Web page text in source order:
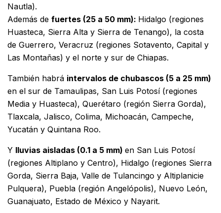
Nautla).
Además de fuertes (25 a 50 mm): Hidalgo (regiones
Huasteca, Sierra Alta y Sierra de Tenango), la costa
de Guerrero, Veracruz (regiones Sotavento, Capital y
Las Montañas) y el norte y sur de Chiapas.
También habrá intervalos de chubascos (5 a 25 mm)
en el sur de Tamaulipas, San Luis Potosí (regiones
Media y Huasteca), Querétaro (región Sierra Gorda),
Tlaxcala, Jalisco, Colima, Michoacán, Campeche,
Yucatán y Quintana Roo.
Y lluvias aisladas (0.1 a 5 mm) en San Luis Potosí
(regiones Altiplano y Centro), Hidalgo (regiones Sierra
Gorda, Sierra Baja, Valle de Tulancingo y Altiplanicie
Pulquera), Puebla (región Angelópolis), Nuevo León,
Guanajuato, Estado de México y Nayarit.